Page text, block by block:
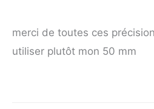
merci de toutes ces
utiliser plutôt mon 50 mm